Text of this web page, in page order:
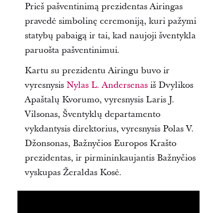
Prieš pašventinimą prezidentas Airingas
pravedė simbolinę ceremoniją, kuri pažymi
statybų pabaigą ir tai, kad naujoji šventykla
paruošta pašventinimui.
Kartu su prezidentu Airingu buvo ir
vyresnysis Nylas L. Andersenasiš Dvylikos
Apaštalų Kvorumo, vyresnysis Laris J.
Vilsonas, Šventyklų departamento
vykdantysis direktorius, vyresnysis Polas V.
Džonsonas, Bažnyčios Europos Krašto
prezidentas, ir pirmininkaujantis Bažnyčios
vyskupas Žeraldas Kosė.